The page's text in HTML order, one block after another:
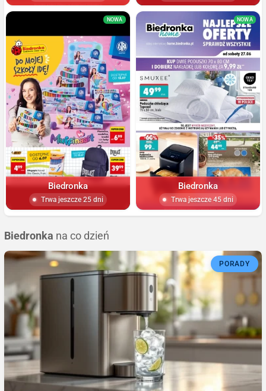
NOWA
Biedronka
Trwa jeszcze 25 dni
NOWA
Biedronka
Trwa jeszcze 45 dni
Biedronka na co dzień
PORADY